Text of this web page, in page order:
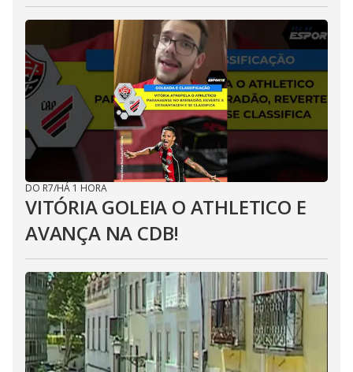
DO R7/HÁ 1 HORA
VITÓRIA GOLEIA O ATHLETICO E
AVANÇA NA CDB!